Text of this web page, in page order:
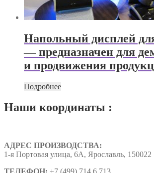
Напольный дисплей
— предназначен для
и продвижения
Подробнее
Наши координаты :
АДРЕС ПРОИЗВОДСТВА:
1-я Портовая улица, 6А, Ярославль, 150022